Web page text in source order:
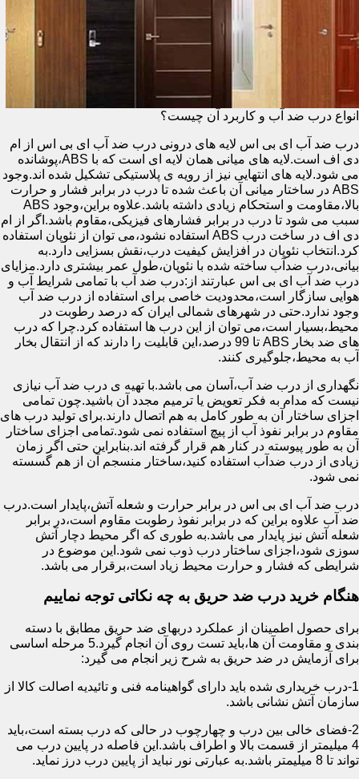
انواع درب ضد آب و کاربرد آن چیست؟
درب ضد آب ای بی اس لایه های درونی درب ضد آب ای بی اس از ام
دی اف است.لایه های میانی همان لایه ای است که با ABS،پوشانده
می شود.لایه های انتهایی نیز از رویه ی پلاستیکی تشکیل شده اند.وجود
ABS در ساختار میانی آن باعث شده تا درب در برابر فشار و حرارت
بالا،مقاومت و استحکام زیادی داشته باشد.علاوه براین،وجود ABS
سبب می شود تا درب در برابر فشارهای فیزیکی،مقاوم باشد.اگر از ام
دی اف در ساخت درب ABS استفاده نشود،می توان از نئوپان استفاده
کرد.انتخاب نئوپان در افزایش کیفیت درب،نقش بسزایی دارد.به
بیانی،درب ضدآب ساخته شده با نئوپان،طول عمر بیشتری دارد.مزایای
درب ضد آب ای بی اس عبارتند از:درب ضد آب با تمامی شرایط آب و
هوایی سازگار است،محدودیت خاصی برای استفاده از درب ضد آب
وجود ندارد.حتی در شهرهای شمالی ایران که درصد رطوبت در
محیط،بسیار است،می توان از این درب ها استفاده کرد.چرا که درب
های ضد بخار ABS تا 99 درصد،این قابلیت را دارند که از انتقال بخار
آب به محیط،جلوگیری کنند.
نگهداری از درب ضد آب،آسان می باشد.با تهیه ی درب ضد آب نیازی
نیست که مدام به فکر تعویض یا ترمیم مجدد آن باشید.چون تمامی
اجزای ساختار آن به طور کامل به هم اتصال دارند.برای تولید درب های
مقاوم در برابر نفوذ آب از پیچ استفاده نمی شود.تمامی اجزای ساختار
آن به طور پیوسته در کنار هم قرار گرفته اند.بنابراین حتی اگر زمان
زیادی از درب ضدآب استفاده کنید،ساختار منسجم آن از هم گسسته
نمی شود.
درب ضد آب ای بی اس در برابر حرارت و شعله آتش،پایدار است.درب
ضد آب علاوه براین که در برابر نفوذ رطوبت مقاوم است،در برابر
شعله آتش نیز پایدار می باشد.به طوری که اگر محیط دچار آتش
سوزی شود،اجزای ساختار درب ذوب نمی شود.این موضوع در
شرایطی که فشار و حرارت محیط زیاد است،برقرار می باشد.
هنگام خرید درب ضد حریق به چه نکاتی توجه نماییم
برای حصول اطمینان از عملکرد دربهای ضد حریق مطابق با دسته
بندی و مقاومت آن ها،باید تست روی آن انجام گیرد.5 مرحله اساسی
برای آزمایش در ضد حریق به شرح زیر انجام می گیرد:
1-درب خریداری شده باید دارای گواهینامه فنی و تائیدیه اصالت کالا از
سازمان آتش نشانی باشد.
2-فضای خالی بین درب و چهارچوب در حالی که درب بسته است،باید
4 میلیمتر از قسمت بالا و اطراف باشد.این فاصله در پایین درب می
تواند تا 8 میلیمتر باشد.به عبارتی نور نباید از پایین درب درز نماید.